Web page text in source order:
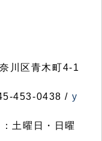
川区青木町4-1
453-0438 / y
土曜日・日曜